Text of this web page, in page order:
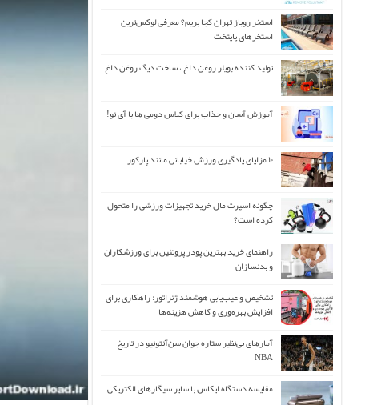
استخر روباز تهران کجا بریم؟ معرفی لوکس‌ترین
استخرهای پایتخت
تولید کننده بویلر روغن داغ ، ساخت دیگ روغن داغ
آموزش آسان و جذاب برای کلاس دومی ها با آی نو!
۱۰ مزایای یادگیری ورزش خیابانی مانند پارکور
چگونه اسپرت مال خرید تجهیزات ورزشی را متحول
کرده است؟
راهنمای خرید بهترین پودر پروتئین برای ورزشکاران
و بدنسازان
تشخیص و عیب‌یابی هوشمند ژنراتور: راهکاری برای
افزایش بهره‌وری و کاهش هزینه‌ها
آمارهای بی‌نظیر ستاره جوان سن‌آنتونیو در تاریخ
NBA
مقایسه دستگاه ایکاس با سایر سیگارهای الکتریکی